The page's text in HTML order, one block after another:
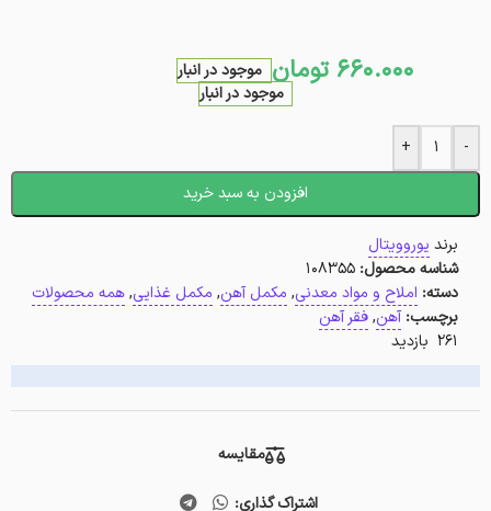
660.000 تومان موجود در انبار
موجود در انبار
-
+
افزودن به سبد خرید
برند یوروویتال
شناسه محصول: 108355
دسته: املاح و مواد معدنی, مکمل آهن, مکمل غذایی,همه محصولات
برچسب: آهن,فقر آهن
261 بازدید
مقایسه
اشتراک گذاری: